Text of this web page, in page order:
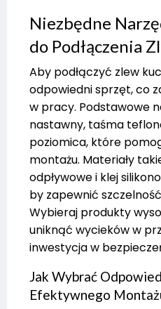
Niezbędne
do Podłączenia
Aby podłączyć zlew
odpowiedni sprzęt, co
w pracy. Podstawowe
nastawny, taśma
poziomica, które
montażu. Materiały
odpływowe i klej
by zapewnić
Wybieraj produkty
uniknąć wycieków w
inwestycja w
Jak Wybrać
Efektywnego